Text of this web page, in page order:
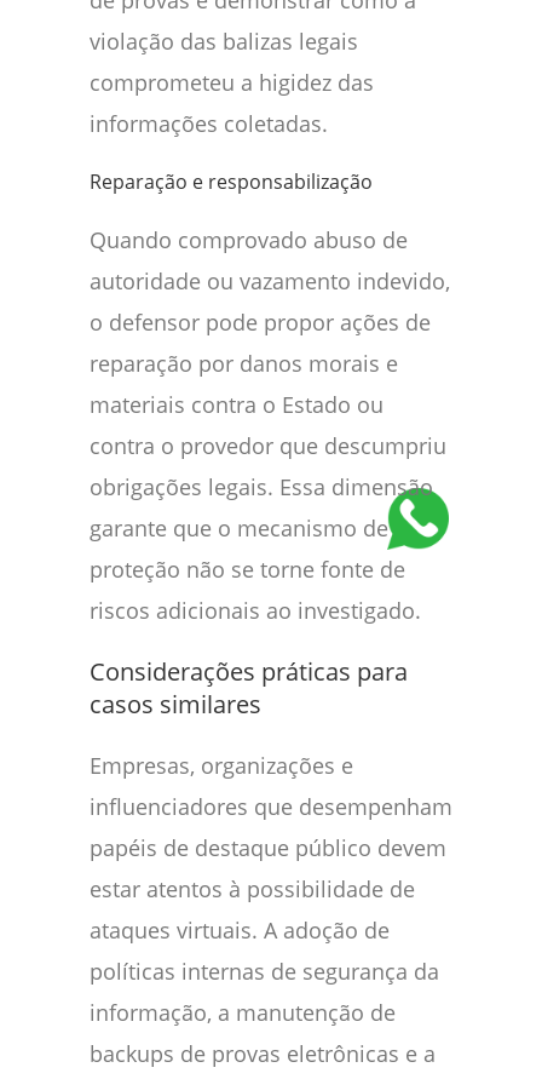
violação das balizas legais
comprometeu a higidez das
informações coletadas.
Reparação e responsabilização
Quando comprovado abuso de
autoridade ou vazamento indevido,
o defensor pode propor ações de
reparação por danos morais e
materiais contra o Estado ou
contra o provedor que descumpriu
obrigações legais. Essa dimensão
garante que o mecanismo de
proteção não se torne fonte de
riscos adicionais ao investigado.
Considerações práticas para
casos similares
Empresas, organizações e
influenciadores que desempenham
papéis de destaque público devem
estar atentos à possibilidade de
ataques virtuais. A adoção de
políticas internas de segurança da
informação, a manutenção de
backups de provas eletrônicas e a